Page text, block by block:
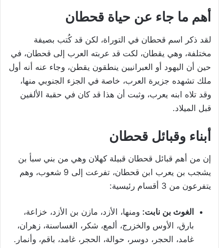
أهم ما جاء عن حياة قحطان
لقد ذكر اسم قحطان في التوراة، لكن قد كُتب بصيفة
مختلفة، وهي يقطان، لكت قد عربته العرب إلى قحطان، في
حين أن اليهود أو العبرانيين ينطقون يقطن، وجاء عنه أنه أول
ملك تشهده جزيرة العرب، خاصة في الجزء الجنوبي منها،
وقد تلاه ابنه يعرب، وثبت أن هذا قد كان في حقبة الألفين
قبل الميلاد.
أبناء وقبائل قحطان
إن من أهم قبائل قحطان قبيلة كهلان وهي من بني سبأ بن
يشجب بن يعرب ابن قحطان، تفرعت إلى 9 شعوب، وهم
يتفرعون من 3 أقسام رئيسية:
الغوث بن نابت: ومنها، الأزد، مازن بن الأزد، خزاعة،
بارق، الأوس والخزرج، ألمع، شكر، الغساسنة، زهران،
غامد، الحجر، دوسر، حوالة، الحجر، غامد، باقم، وأنمار.